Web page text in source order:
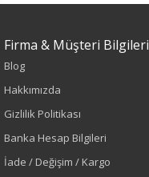
Sezon : KIŞLIK
Renk
Firma & Müşteri Bilgileri
Blog
Hakkımızda
Gizlilik Politikası
Banka Hesap Bilgileri
İade / Değişim / Kargo